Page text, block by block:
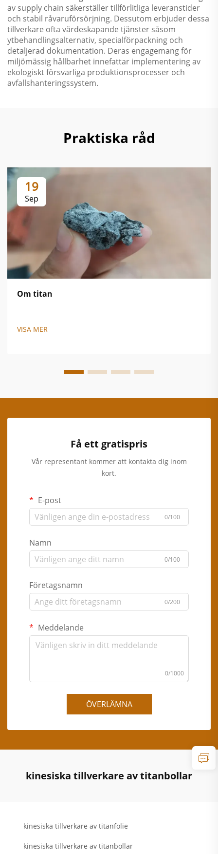
av supply chain säkerställer tillförlitliga leveranstider
och stabil råvaruförsörjning. Dessutom erbjuder dessa
tillverkare ofta värdeskapande tjänster såsom
ytbehandlingsalternativ, specialförpackning och
detaljerad dokumentation. Deras engagemang för
miljömässig hållbarhet innefattar implementering av
ekologiskt försvarliga produktionsprocesser och
avfallshanteringssystem.
Praktiska råd
19
Sep
Om titan
VISA MER
Få ett gratispris
Vår representant kommer att kontakta dig inom
kort.
E-post
0/100
Namn
0/100
Företagsnamn
0/200
Meddelande
0/1000
ÖVERLÄMNA
kinesiska tillverkare av titanbollar
kinesiska tillverkare av titanfolie
kinesiska tillverkare av titanbollar